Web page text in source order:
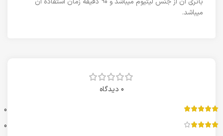
میباشد.
0 دیدگاه
0
0